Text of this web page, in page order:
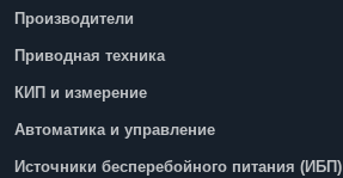
Производители
Приводная техника
КИП и измерение
Автоматика и управление
Источники бесперебойного питания (ИБП)